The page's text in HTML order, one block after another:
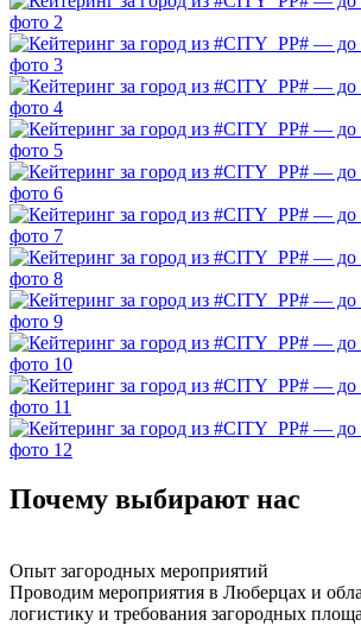
Почему выбирают нас
Опыт загородных мероприятий
Проводим мероприятия в Люберцах и
логистику и требования загородных